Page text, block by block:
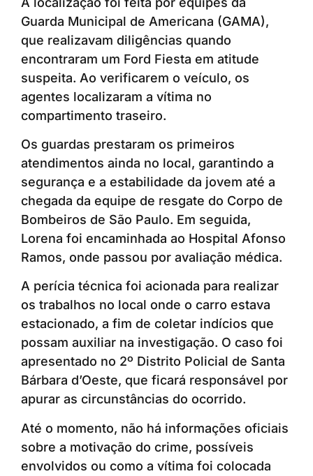
Guarda Municipal de Americana (GAMA),
que realizavam diligências quando
encontraram um Ford Fiesta em atitude
suspeita. Ao verificarem o veículo, os
agentes localizaram a vítima no
compartimento traseiro.
Os guardas prestaram os primeiros
atendimentos ainda no local, garantindo a
segurança e a estabilidade da jovem até a
chegada da equipe de resgate do Corpo de
Bombeiros de São Paulo. Em seguida,
Lorena foi encaminhada ao Hospital Afonso
Ramos, onde passou por avaliação médica.
A perícia técnica foi acionada para realizar
os trabalhos no local onde o carro estava
estacionado, a fim de coletar indícios que
possam auxiliar na investigação. O caso foi
apresentado no 2º Distrito Policial de Santa
Bárbara d’Oeste, que ficará responsável por
apurar as circunstâncias do ocorrido.
Até o momento, não há informações oficiais
sobre a motivação do crime, possíveis
envolvidos ou como a vítima foi colocada